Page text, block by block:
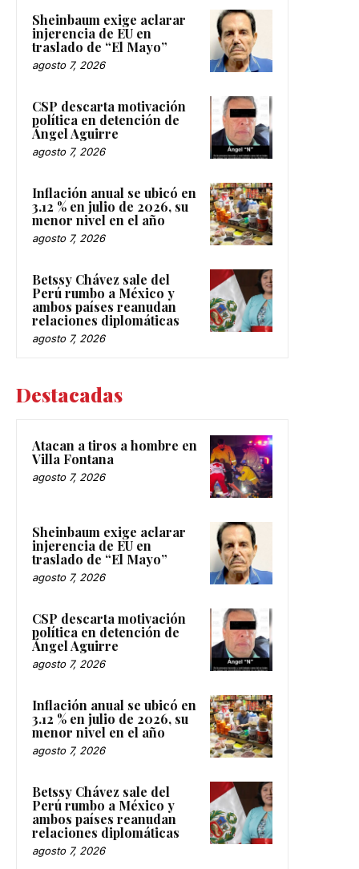
Sheinbaum exige aclarar
injerencia de EU en
traslado de “El Mayo”
agosto 7, 2026
CSP descarta motivación
política en detención de
Ángel Aguirre
agosto 7, 2026
Inflación anual se ubicó en
3.12 % en julio de 2026, su
menor nivel en el año
agosto 7, 2026
Betssy Chávez sale del
Perú rumbo a México y
ambos países reanudan
relaciones diplomáticas
agosto 7, 2026
Destacadas
Atacan a tiros a hombre en
Villa Fontana
agosto 7, 2026
Sheinbaum exige aclarar
injerencia de EU en
traslado de “El Mayo”
agosto 7, 2026
CSP descarta motivación
política en detención de
Ángel Aguirre
agosto 7, 2026
Inflación anual se ubicó en
3.12 % en julio de 2026, su
menor nivel en el año
agosto 7, 2026
Betssy Chávez sale del
Perú rumbo a México y
ambos países reanudan
relaciones diplomáticas
agosto 7, 2026